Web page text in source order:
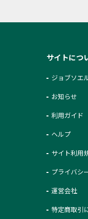
サイトにつ
ジョブソエ
お知らせ
利用ガイド
ヘルプ
サイト利用
プライバシ
運営会社
特定商取引